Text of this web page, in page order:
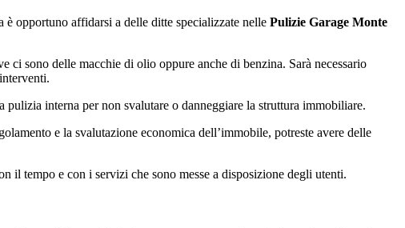
opportuno affidarsi a delle ditte specializzate nelle Pulizie Garage Monte
ci sono delle macchie di olio oppure anche di benzina. Sarà necessario
interna per non svalutare o danneggiare la struttura immobiliare.
e la svalutazione economica dell’immobile, potreste avere delle
il tempo e con i servizi che sono messe a disposizione degli utenti.